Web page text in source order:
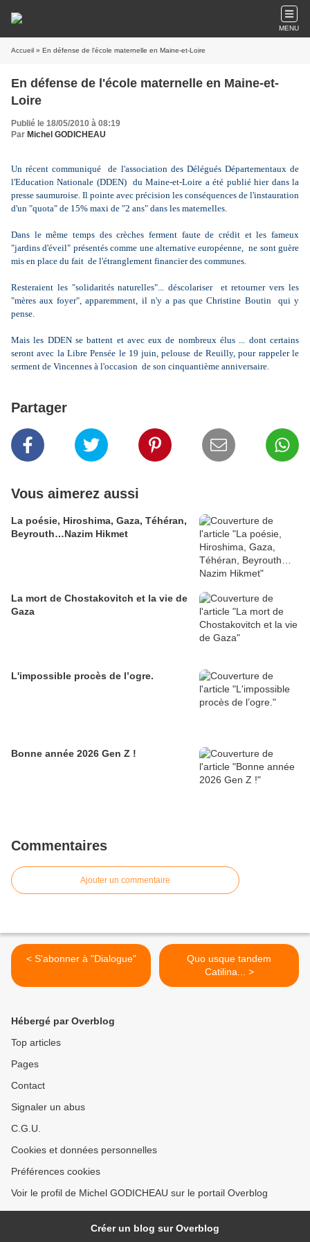
MENU
Accueil » En défense de l'école maternelle en Maine-et-Loire
En défense de l'école maternelle en Maine-et-
Loire
Publié le 18/05/2010 à 08:19
Par Michel GODICHEAU
Un récent communiqué de l'association des Délégués Départementaux de
l'Education Nationale (DDEN) du Maine-et-Loire a été publié hier dans la
presse saumuroise. Il pointe avec précision les conséquences de l'instauration
d'un "quota" de 15% maxi de "2 ans" dans les maternelles.
Dans le même temps des crèches ferment faute de crédit et les fameux
"jardins d'éveil" présentés comme une alternative européenne, ne sont guère
mis en place du fait de l'étranglement financier des communes.
Resteraient les "solidarités naturelles"... déscolariser et retourner vers les
"mères aux foyer", apparemment, il n'y a pas que Christine Boutin qui y
pense.
Mais les DDEN se battent et avec eux de nombreux élus ... dont certains
seront avec la Libre Pensée le 19 juin, pelouse de Reuilly, pour rappeler le
serment de Vincennes à l'occasion de son cinquantième anniversaire.
Partager
Vous aimerez aussi
La poésie, Hiroshima, Gaza, Téhéran,
Beyrouth…Nazim Hikmet
La mort de Chostakovitch et la vie de
Gaza
L'impossible procès de l’ogre.
Bonne année 2026 Gen Z !
Commentaires
Ajouter un commentaire
< S'abonner à "Dialogue"
Quo usque tandem
Catilina... >
Hébergé par Overblog
Top articles
Pages
Contact
Signaler un abus
C.G.U.
Cookies et données personnelles
Préférences cookies
Voir le profil de Michel GODICHEAU sur le portail Overblog
Créer un blog sur Overblog